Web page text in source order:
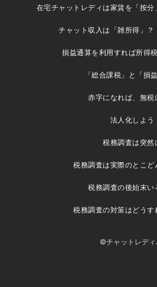
在宅チャットレディは家賃を「按
チャット収入は「雑所得」？
損益通算を利用すれば所得
「総合課税」と「損
赤字になれば、無税
法人化しよう
税務調査は突然
税務調査は実際のとこど
税務調査の後始末い
税務調査の対策はどうす
©チャットレディ